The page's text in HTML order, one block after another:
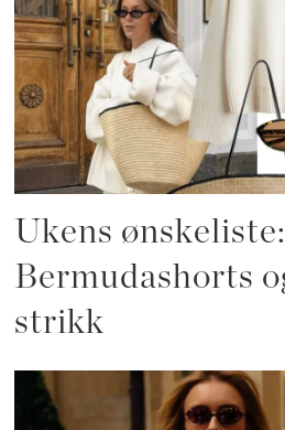
Ukens ønskeliste:
Bermudashorts
strikk